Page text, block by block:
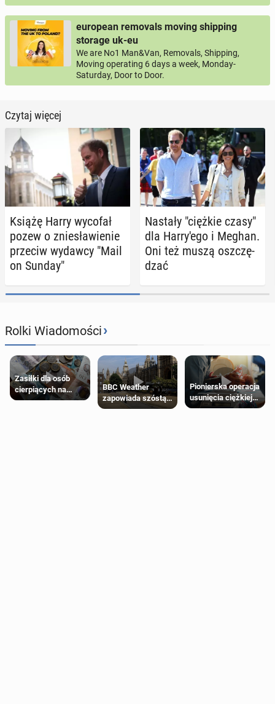
european removals moving shipping
storage uk-eu
We are No1 Man&Van, Removals, Shipping,
Moving operating 6 days a week, Monday-
Saturday, Door to Door.
Czytaj więcej
Książę Harry wycofał
pozew o znie­sła­wie­nie
przeciw wydawcy "Mail
on Sunday"
Nastały "ciężkie czasy"
dla Har­ry­'e­go i Meghan.
Oni też muszą oszczę­
dzać
Rolki Wiadomości›
Zasiłki dla osób
cierpiących na
schorzenia
BBC Weather
zapowiada szóstą
falę upałów w
Pionierska operacja
usunięcia ciężkiej
wady wrodzonej